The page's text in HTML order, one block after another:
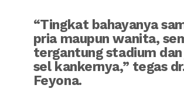
“Tingkat bahayanya
pria maupun wanita,
tergantung stadium
sel kankernya,” tegas
Feyona.